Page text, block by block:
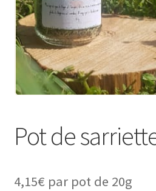
Pot de
4,15€ par pot de 20g